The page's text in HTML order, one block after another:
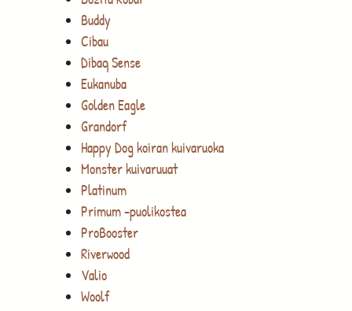
Buddy
Cibau
Dibaq Sense
Eukanuba
Golden Eagle
Grandorf
Happy Dog koiran kuivaruoka
Monster kuivaruuat
Platinum
Primum -puolikostea
ProBooster
Riverwood
Valio
Woolf